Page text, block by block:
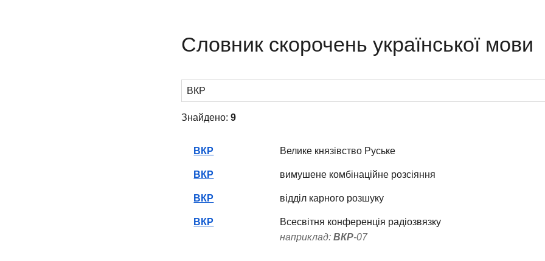
Словник скорочень української мови
Знайдено:9
ВКР Велике князівство Руське
ВКР вимушене комбінаційне розсіяння
ВКР відділ карного розшуку
ВКР
Всесвітня конференція радіозвязку
наприклад: ВКР-07